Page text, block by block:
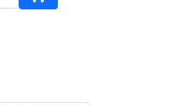
Dodaj do koszyka